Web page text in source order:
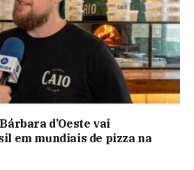
d’Oeste vai
em mundiais de pizza na